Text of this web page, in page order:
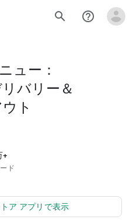
search help_outline
ュー：
バリー＆
ト
+
ド
ア アプリで表示